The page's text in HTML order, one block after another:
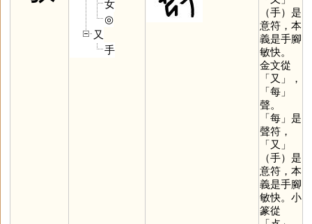
女
◎
又
手
（手）是
意符，本
義是手腳
敏快。
金文從
「又 」，
「每」
聲。
「每」是
聲符，
「又 」
（手）是
意符，本
義是手腳
敏快。小
篆從